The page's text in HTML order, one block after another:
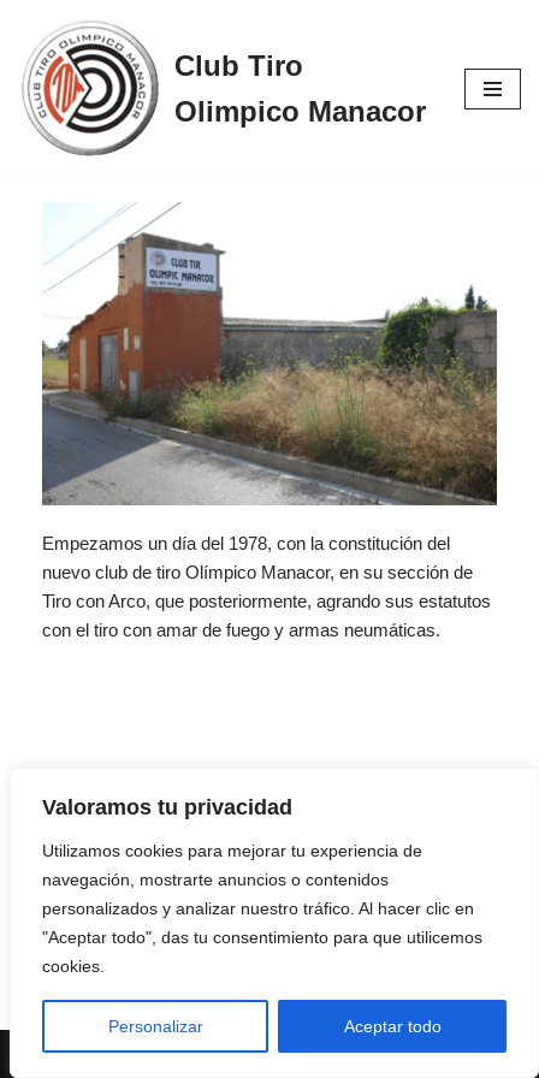
Valoramos tu privacidad
Utilizamos cookies para mejorar tu experiencia de
navegación, mostrarte anuncios o contenidos
personalizados y analizar nuestro tráfico. Al hacer clic en
"Aceptar todo", das tu consentimiento para que utilicemos
cookies.
Personalizar Aceptar todo
Saltar
al
contenido
Club Tiro
Olimpico Manacor
Empezamos un día del 1978, con la constitución del
nuevo club de tiro Olímpico Manacor, en su sección de
Tiro con Arco, que posteriormente, agrando sus estatutos
con el tiro con amar de fuego y armas neumáticas.
Neve| Funciona gracias aWordPress